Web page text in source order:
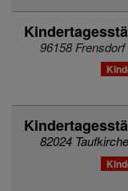
96158 Frensdorf
82024